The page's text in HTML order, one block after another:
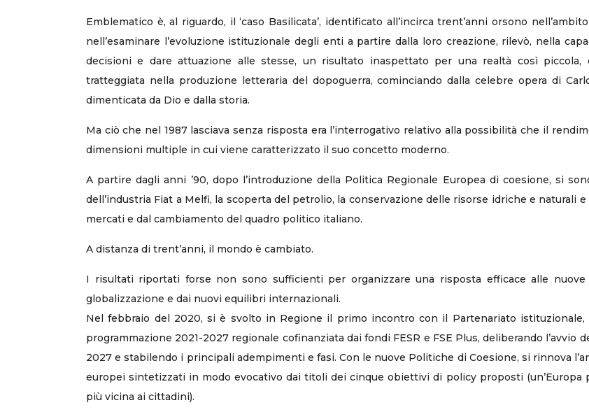
Emblematico è, al riguardo, il ‘caso Basilicata’, identificato all’incirca trent’anni orsono
nell’esaminare l’evoluzione istituzionale degli enti a partire dalla loro creazione, rilevò, nella
decisioni e dare attuazione alle stesse, un risultato inaspettato per una realtà così piccola,
tratteggiata nella produzione letteraria del dopoguerra, cominciando dalla celebre opera di
dimenticata da Dio e dalla storia.
Ma ciò che nel 1987 lasciava senza risposta era l’interrogativo relativo alla possibilità che il
dimensioni multiple in cui viene caratterizzato il suo concetto moderno.
A partire dagli anni ’90, dopo l’introduzione della Politica Regionale Europea di coesione, si
dell’industria Fiat a Melfi, la scoperta del petrolio, la conservazione delle risorse idriche e naturali
mercati e dal cambiamento del quadro politico italiano.
A distanza di trent’anni, il mondo è cambiato.
I risultati riportati forse non sono sufficienti per organizzare una risposta efficace alle nuove
globalizzazione e dai nuovi equilibri internazionali.
Nel febbraio del 2020, si è svolto in Regione il primo incontro con il Partenariato
programmazione 2021-2027 regionale cofinanziata dai fondi FESR e FSE Plus, deliberando l’avvio
2027 e stabilendo i principali adempimenti e fasi. Con le nuove Politiche di Coesione, si rinnova
europei sintetizzati in modo evocativo dai titoli dei cinque obiettivi di policy proposti (un’Europa
più vicina ai cittadini).